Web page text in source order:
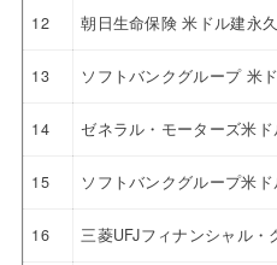
12 朝日生命保険 米ドル建永
13 ソフトバンクグループ 米
14 ゼネラル・モーターズ米
15 ソフトバンクグループ米
16 三菱UFJフィナンシャル